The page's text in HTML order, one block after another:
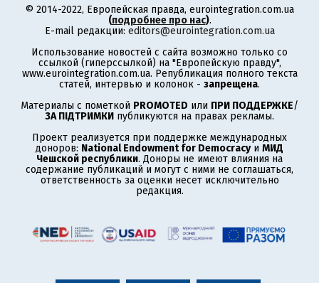
© 2014-2022, Европейская правда, eurointegration.com.ua
(подробнее про нас).
E-mail редакции: editors@eurointegration.com.ua
Использование новостей с сайта возможно только со
ссылкой (гиперссылкой) на "Европейскую правду",
www.eurointegration.com.ua. Републикация полного текста
статей, интервью и колонок - запрещена.
Материалы с пометкой PROMOTED или ПРИ ПОДДЕРЖКЕ/
ЗА ПІДТРИМКИ публикуются на правах рекламы.
Проект реализуется при поддержке международных
доноров: National Endowment for Democracyи МИД
Чешской республики. Доноры не имеют влияния на
содержание публикаций и могут с ними не соглашаться,
ответственность за оценки несет исключительно
редакция.